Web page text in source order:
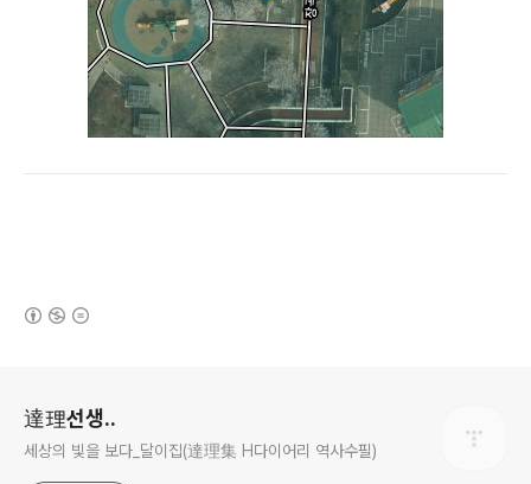
達理선생..
세상의 빛을 보다_달이집(達理集 H다이어리 역사수필)